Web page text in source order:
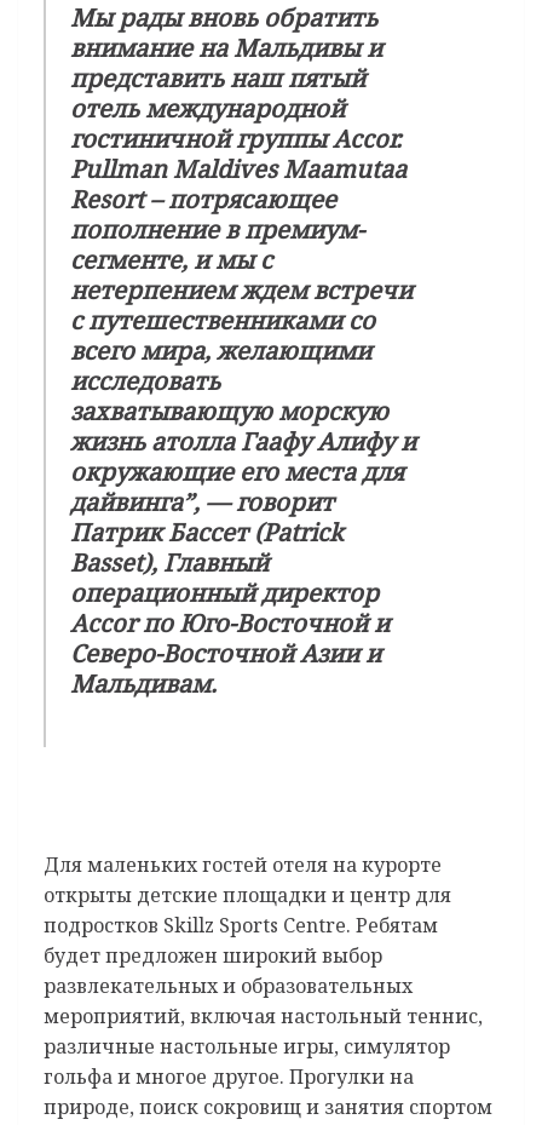
Мы рады вновь обратить
внимание на Мальдивы и
представить наш пятый
отель международной
гостиничной группыAccor.
PullmanMaldivesMaamutaa
Resort – потрясающее
пополнение в премиум-
сегменте, и мы с
нетерпением ждем встречи
с путешественниками со
всего мира, желающими
исследовать
захватывающую морскую
жизнь атолла Гаафу Алифу и
окружающие его места для
дайвинга”,— говорит
Патрик Бассет(Patrick
Basset),Главный
операционный директор
Accor по Юго-Восточной и
Северо-Восточной Азии и
Мальдивам.
Для маленьких гостей отеля на курорте
открыты детские площадки и центр для
подростков Skillz Sports Centre. Ребятам
будет предложен широкий выбор
развлекательных и образовательных
мероприятий, включая настольный теннис,
различные настольные игры, симулятор
гольфа и многое другое. Прогулки на
природе, поиск сокровищ и занятия спортом